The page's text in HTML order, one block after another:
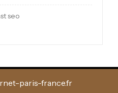
seo
paris-france.fr